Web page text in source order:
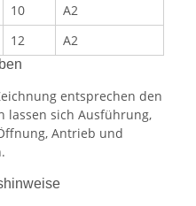
10
A2
12 A2
entsprechen den
lassen sich Ausführung,
Antrieb und